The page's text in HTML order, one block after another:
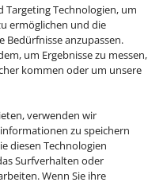
Targeting Technologien, um
ermöglichen und die
Bedürfnisse anzupassen.
um Ergebnisse zu messen,
kommen oder um unsere
verwenden wir
zu speichern
diesen Technologien
Surfverhalten oder
Wenn Sie ihre